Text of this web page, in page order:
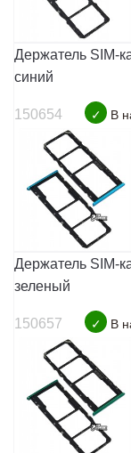
Держатель SIM-
синий
150654 ✓ В
Держатель SIM-
зеленый
150657 ✓ В